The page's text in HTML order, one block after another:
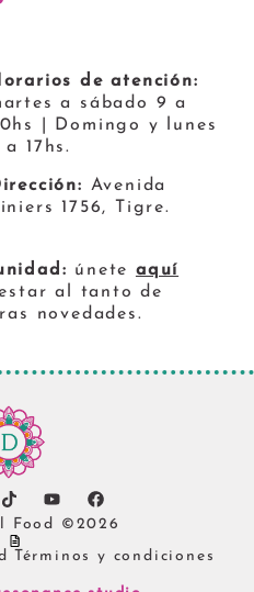
de atención:
a sábado 9 a
| Domingo y lunes
a 17hs.
Avenida
1756, Tigre.
únete aquí
al tanto de
novedades.
Food ©2026
Términos y condiciones